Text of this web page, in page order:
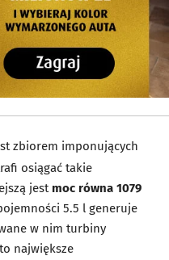
zbiorem imponujących
osiągać takie
jest moc równa 1079
5.5 l generuje
w nim turbiny
największe